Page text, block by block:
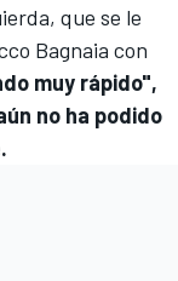
que se le
Bagnaia con
muy rápido",
no ha podido